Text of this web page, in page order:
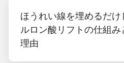
ほうれい線を埋めるだ
ルロン酸リフトの仕組
理由